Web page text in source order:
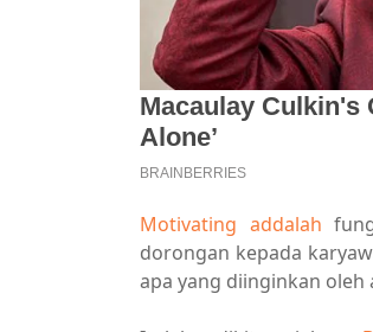
Motivating addalah
dorongan kepada
apa yang diinginkan oleh